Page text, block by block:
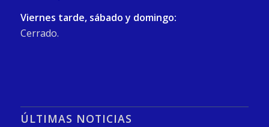
Viernes tarde, sábado y domingo:
Cerrado.
ÚLTIMAS NOTICIAS